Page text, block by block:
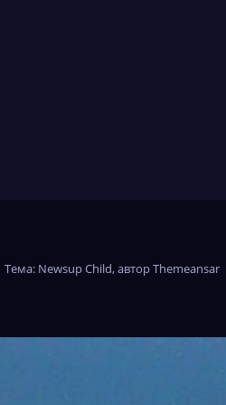
Тема: Newsup Child, авторThemeansar